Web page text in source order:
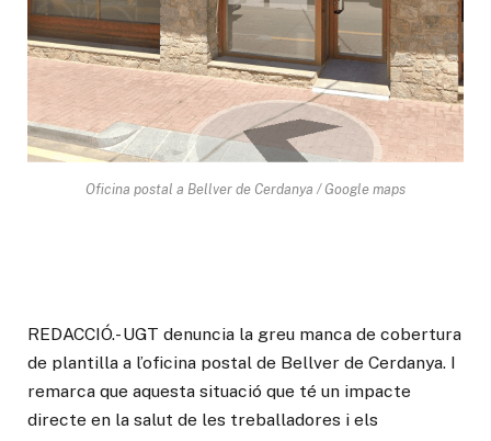
Oficina postal a Bellver de Cerdanya / Google maps
REDACCIÓ.- UGT denuncia la greu manca de cobertura
de plantilla a l’oficina postal de Bellver de Cerdanya. I
remarca que aquesta situació que té un impacte
directe en la salut de les treballadores i els